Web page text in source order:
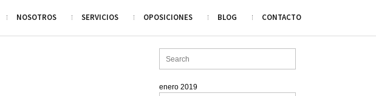
NOSOTROS SERVICIOS OPOSICIONES BLOG CONTACTO
enero 2019